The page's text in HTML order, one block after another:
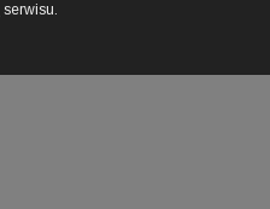
serwisu.